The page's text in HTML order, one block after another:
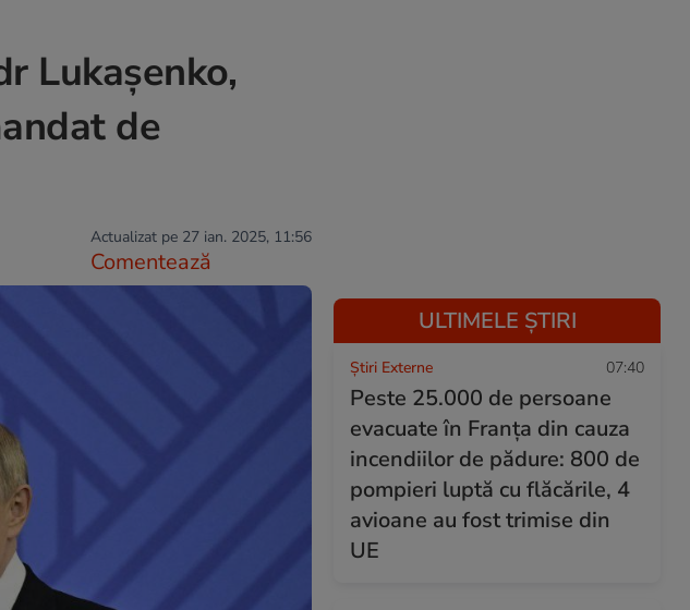
Lukașenko,
de
Actualizat pe 27 ian. 2025, 11:56
Comentează
ULTIMELE ȘTIRI
Știri Externe 07:40
Peste 25.000 de persoane
evacuate în Franța din cauza
incendiilor de pădure: 800 de
pompieri luptă cu flăcările, 4
avioane au fost trimise din
UE